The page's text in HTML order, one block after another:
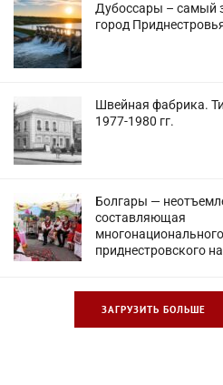
Дубоссары – самый
город
Швейная фабрика.
1977-1980 гг.
Болгары —
составляющая
многонационального
приднестровского
ЗАГРУЗИТЬ БОЛЬШЕ